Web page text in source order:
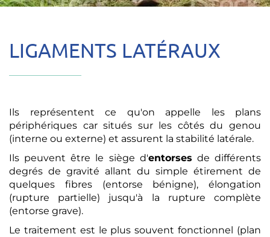
LIGAMENTS LATÉRAUX
Ils représentent ce qu'on appelle les plans
périphériques car situés sur les côtés du genou
(interne ou externe) et assurent la stabilité latérale.
Ils peuvent être le siège d'entorses de différents
degrés de gravité allant du simple étirement de
quelques fibres (entorse bénigne), élongation
(rupture partielle) jusqu'à la rupture complète
(entorse grave).
Le traitement est le plus souvent fonctionnel (plan